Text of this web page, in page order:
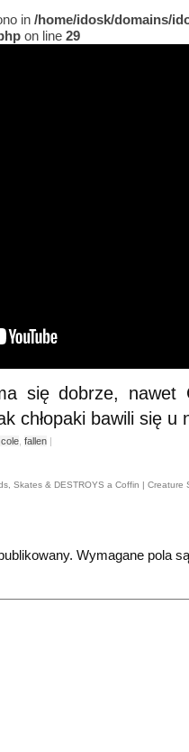
in /home/idosk/domains/
on line 29
się dobrze, nawet
chłopaki bawili się u
fallen |
Skates & DESTROYS a Coffin |
Wymagane pola